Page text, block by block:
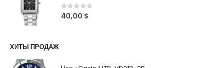
0 out of 5
40,00 $
ХИТЫ ПРОДАЖ